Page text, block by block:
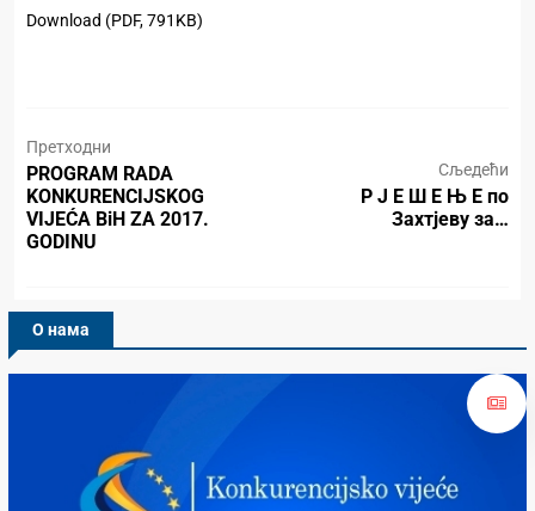
Download (PDF, 791KB)
Претходни
PROGRAM RADA
KONKURENCIJSKOG
VIJEĆA BiH ZA 2017.
GODINU
Сљедећи
Р Ј Е Ш Е Њ Е по
Захтјеву за…
О нама